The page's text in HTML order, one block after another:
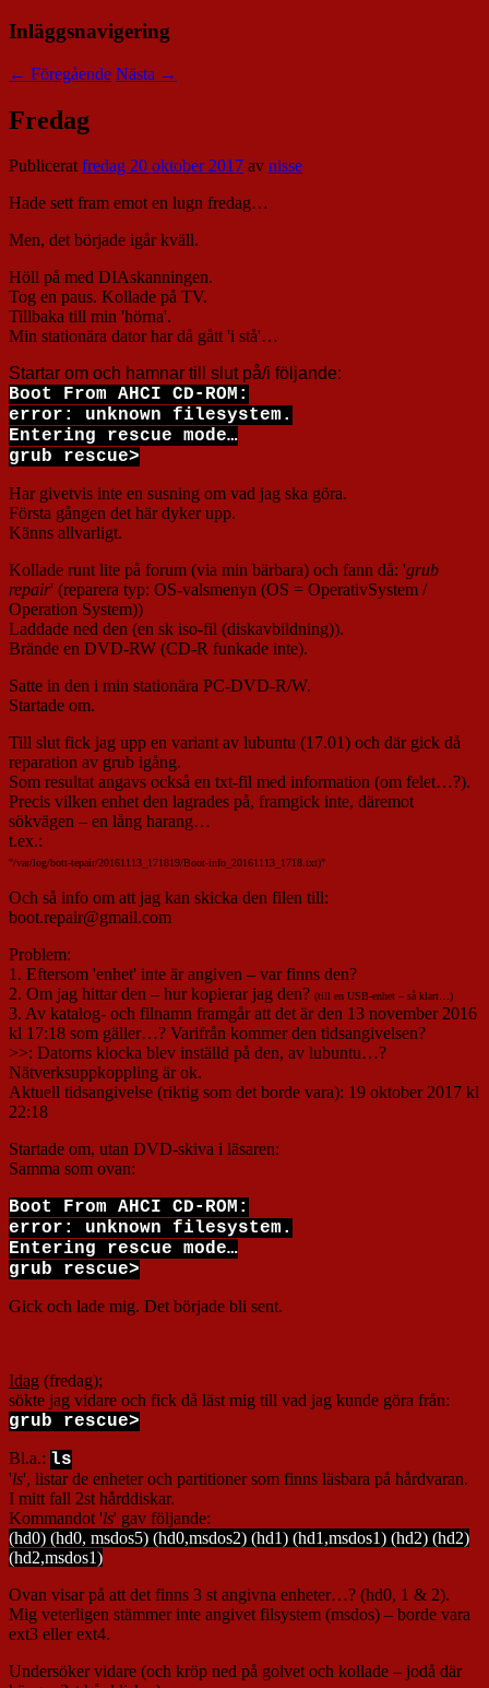
Inläggsnavigering
← Föregående Nästa →
Fredag
Publiceratfredag 20 oktober 2017 av nisse
Hade sett fram emot en lugn fredag…
Men, det började igår kväll.
Höll på med DIAskanningen.
Tog en paus. Kollade på TV.
Tillbaka till min 'hörna'.
Min stationära dator har då gått 'i stå'…
Startar om och hamnar till slut på/i följande:
Boot From AHCI CD-ROM:
error: unknown filesystem.
Entering rescue mode…
grub rescue>
Har givetvis inte en susning om vad jag ska göra.
Första gången det här dyker upp.
Känns allvarligt.
Kollade runt lite på forum (via min bärbara) och fann då: 'grub
repair' (reparera typ: OS-valsmenyn (OS = OperativSystem /
Operation System))
Laddade ned den (en sk iso-fil (diskavbildning)).
Brände en DVD-RW (CD-R funkade inte).
Satte in den i min stationära PC-DVD-R/W.
Startade om.
Till slut fick jag upp en variant av lubuntu (17.01) och där gick då
reparation av grub igång.
Som resultat angavs också en txt-fil med information (om felet…?).
Precis vilken enhet den lagrades på, framgick inte, däremot
sökvägen – en lång harang…
t.ex.:
"/var/log/bott-tepair/20161113_171819/Boot-info_20161113_1718.txt)"
Och så info om att jag kan skicka den filen till:
boot.repair@gmail.com
Problem:
1. Eftersom 'enhet' inte är angiven – var finns den?
2. Om jag hittar den – hur kopierar jag den? (till en USB-enhet – så klart…)
3. Av katalog- och filnamn framgår att det är den 13 november 2016
kl 17:18 som gäller…? Varifrån kommer den tidsangivelsen?
>>: Datorns klocka blev inställd på den, av lubuntu…?
Nätverksuppkoppling är ok.
Aktuell tidsangivelse (riktig som det borde vara): 19 oktober 2017 kl
22:18
Startade om, utan DVD-skiva i läsaren:
Samma som ovan:
Boot From AHCI CD-ROM:
error: unknown filesystem.
Entering rescue mode…
grub rescue>
Gick och lade mig. Det började bli sent.
Idag (fredag);
sökte jag vidare och fick då läst mig till vad jag kunde göra från:
grub rescue>
Bl.a.: ls
'ls', listar de enheter och partitioner som finns läsbara på hårdvaran.
I mitt fall 2st hårddiskar.
Kommandot 'ls' gav följande:
(hd0) (hd0, msdos5) (hd0,msdos2) (hd1) (hd1,msdos1) (hd2) (hd2)
(hd2,msdos1)
Ovan visar på att det finns 3 st angivna enheter…? (hd0, 1 & 2).
Mig veterligen stämmer inte angivet filsystem (msdos) – borde vara
ext3 eller ext4.
Undersöker vidare (och kröp ned på golvet och kollade – jodå där